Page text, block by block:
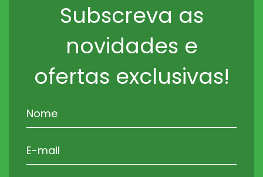
Subscreva as
novidades e
ofertas exclusivas!